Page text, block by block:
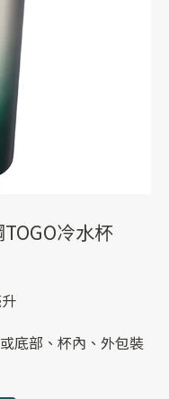
冷水杯
底部、杯內、外包裝